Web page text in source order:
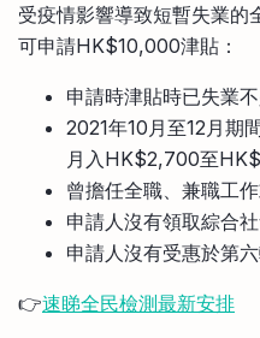
受疫情影響導致短暫失業的
可申請HK$10,000津貼：
申請時津貼時已失業
2021年10月至12月期
月入HK$2,700至
曾擔任全職、兼職工
申請人沒有領取綜合
申請人沒有受惠於第
👉速睇全民檢測最新安排